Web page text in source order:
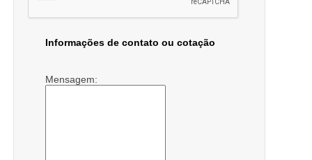
Informações de contato ou cotação
Mensagem: